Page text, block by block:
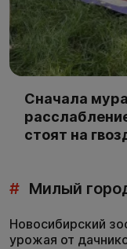
Сначала
стоят на
# Милый
Новосибирский
урожая от